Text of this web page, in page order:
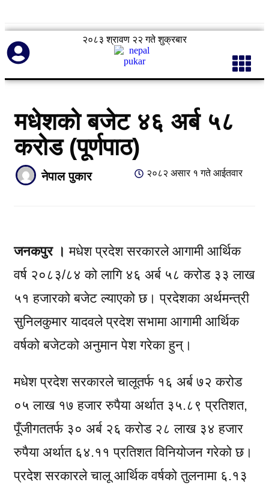
२०८३ श्रावण २२ गते शुक्रबार
मधेशको बजेट ४६ अर्ब ५८
करोड (पूर्णपाठ)
नेपाल पुकार २०८२ असार १ गते आईतवार
जनकपुर ।मधेश प्रदेश सरकारले आगामी आर्थिक
वर्ष २०८३/८४ को लागि ४६ अर्ब ५८ करोड ३३ लाख
५१ हजारको बजेट ल्याएको छ। प्रदेशका अर्थमन्त्री
सुनिलकुमार यादवले प्रदेश सभामा आगामी आर्थिक
वर्षको बजेटको अनुमान पेश गरेका हुन्।
मधेश प्रदेश सरकारले चालूतर्फ १६ अर्ब ७२ करोड
०५ लाख १७ हजार रुपैया अर्थात ३५.८९ प्रतिशत,
पूँजीगततर्फ ३० अर्ब २६ करोड २८ लाख ३४ हजार
रुपैया अर्थात ६४.११ प्रतिशत विनियोजन गरेको छ।
प्रदेश सरकारले चालू आर्थिक वर्षको तुलनामा ६.१३